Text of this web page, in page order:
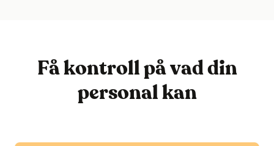
Få kontroll på vad din
personal kan